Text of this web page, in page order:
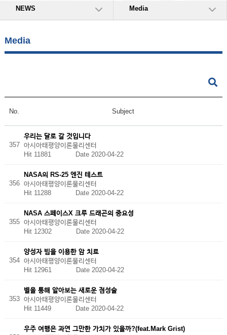
NEWS Media
Media
No. Subject
357
우리는 달로 갈 것입니다
아시아태평양이론물리센터
Hit 11881 Date 2020-04-22
356
NASA의 RS-25 엔진 테스트
아시아태평양이론물리센터
Hit 11288 Date 2020-04-22
355
NASA 스페이스X 크루 드래곤의 중요성
아시아태평양이론물리센터
Hit 12302 Date 2020-04-22
354
양성자 빔을 이용한 암 치료
아시아태평양이론물리센터
Hit 12961 Date 2020-04-22
353
별을 통해 알아보는 새로운 점성술
아시아태평양이론물리센터
Hit 11449 Date 2020-04-22
우주 여행은 과연 그만한 가치가 있을까?(feat.Mark Grist)